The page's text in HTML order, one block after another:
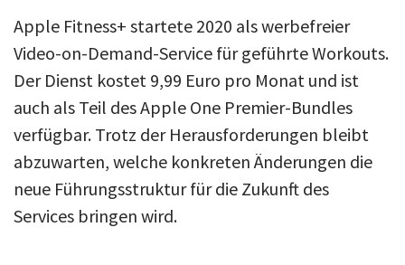
Apple Fitness+ startete 2020 als werbefreier
Video-on-Demand-Service für geführte Workouts.
Der Dienst kostet 9,99 Euro pro Monat und ist
auch als Teil des Apple One Premier-Bundles
verfügbar. Trotz der Herausforderungen bleibt
abzuwarten, welche konkreten Änderungen die
neue Führungsstruktur für die Zukunft des
Services bringen wird.